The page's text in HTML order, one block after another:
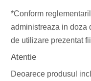
*Conform
administreaza in doza
de utilizare prezentat
Atentie
Deoarece produsul